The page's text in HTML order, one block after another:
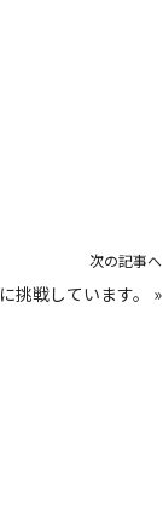
次の記事へ
挑戦しています。 »